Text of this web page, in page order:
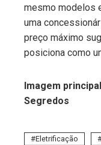
mesmo modelos
uma
preço máximo
posiciona como
Imagem
Segredos
Eletrificação